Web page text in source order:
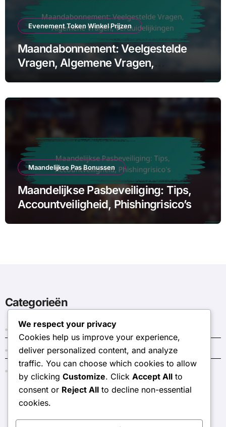
Evenement Token Winkel Prijzen
Maandabonnement: Veelgestelde
Vragen, Algemene Vragen,
Maandelijkse Pas Bonussen
Maandelijkse Pasbeveiliging: Tips,
Accountveiligheid, Phishingrisico’s
Categorieën
Donkere Kristal Codes
Evenement Token Winkel Prijzen
Maandelijkse Pas Bonussen
stringsweb.net
We respect your privacy
Cookies help us improve your experience,
deliver personalized content, and analyze
traffic. You can choose which cookies to allow
by clicking Customize. Click Accept All to
consent or Reject All to decline non-essential
cookies.